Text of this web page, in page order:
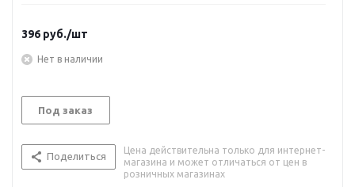
396 руб./шт
Нет в наличии
Под заказ
Поделиться
Цена действительна только для интернет-
магазина и может отличаться от цен в
розничных магазинах